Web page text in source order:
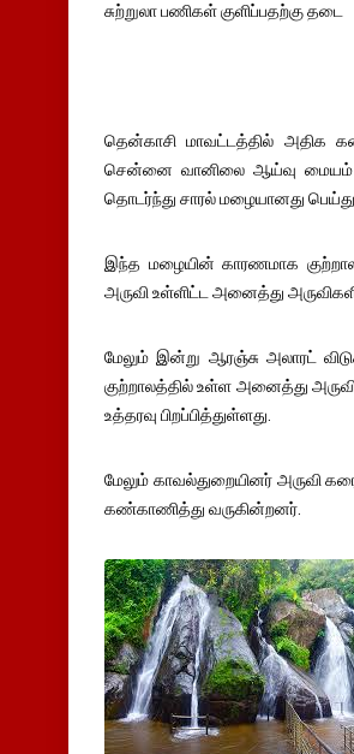
சுற்றுலா பணிகள் குளிப்பதற்கு தடை
தென்காசி மாவட்டத்தில் அதிக
சென்னை வானிலை ஆய்வு மையம்
தொடர்ந்து சாரல் மழையானது பெய்து
இந்த மழையின் காரணமாக
அருவி உள்ளிட்ட அனைத்து
மேலும் இன்று ஆரஞ்சு அலாரட்
குற்றாலத்தில் உள்ள அனைத்து
உத்தரவு பிறப்பித்துள்ளது.
மேலும் காவல்துறையினர் அருவி
கண்காணித்து வருகின்றனர்.